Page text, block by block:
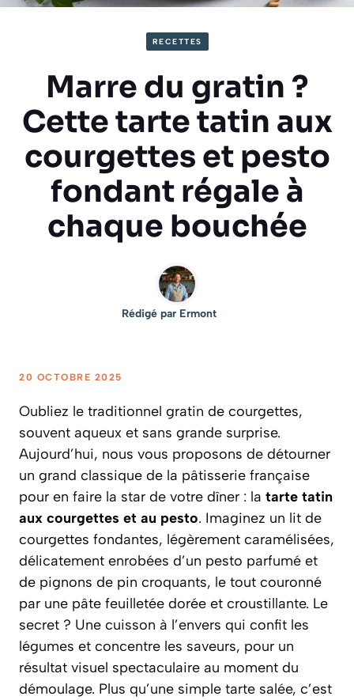
RECETTES
Marre du gratin ?
Cette tarte tatin aux
courgettes et pesto
fondant régale à
chaque bouchée
Rédigé par Ermont
20 OCTOBRE 2025
Oubliez le traditionnel gratin de courgettes,
souvent aqueux et sans grande surprise.
Aujourd’hui, nous vous proposons de détourner
un grand classique de la pâtisserie française
pour en faire la star de votre dîner : la tarte tatin
aux courgettes et au pesto. Imaginez un lit de
courgettes fondantes, légèrement caramélisées,
délicatement enrobées d’un pesto parfumé et
de pignons de pin croquants, le tout couronné
par une pâte feuilletée dorée et croustillante. Le
secret ? Une cuisson à l’envers qui confit les
légumes et concentre les saveurs, pour un
résultat visuel spectaculaire au moment du
démoulage. Plus qu’une simple tarte salée, c’est